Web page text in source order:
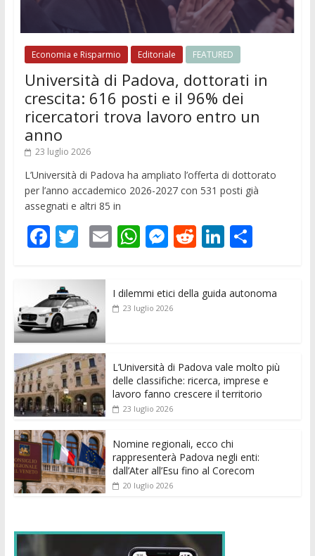
Economia e Risparmio Editoriale FEATURED
Università di Padova, dottorati in
crescita: 616 posti e il 96% dei
ricercatori trova lavoro entro un
anno
23 luglio 2026
L’Università di Padova ha ampliato l’offerta di dottorato
per l’anno accademico 2026-2027 con 531 posti già
assegnati e altri 85 in
F
e
b
o
o
k
T
itt
er
E
ai
l
W
s
p
M
ss
e
er
R
di
Li
e
C
di
I dilemmi etici della guida autonoma
23 luglio 2026
L’Università di Padova vale molto più
delle classifiche: ricerca, imprese e
lavoro fanno crescere il territorio
23 luglio 2026
Nomine regionali, ecco chi
rappresenterà Padova negli enti:
dall’Ater all’Esu fino al Corecom
20 luglio 2026